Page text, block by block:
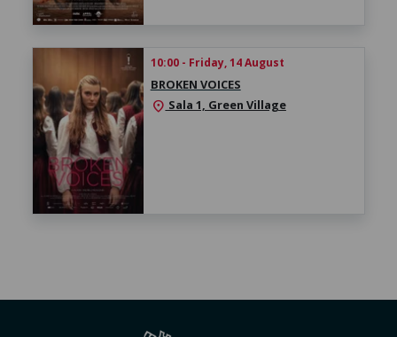
10:00 - Friday, 14 August
BROKEN VOICES
location_on Sala 1, Green Village